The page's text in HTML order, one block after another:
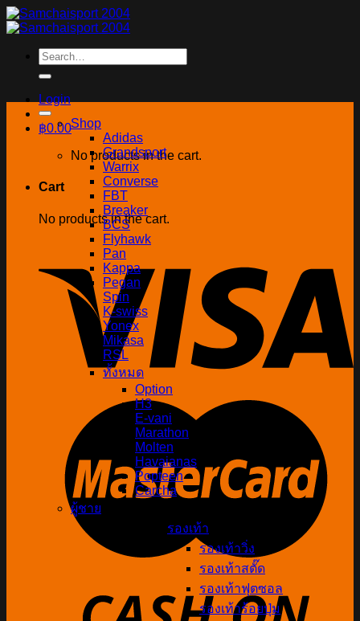
Skip
to
Search
for:
Login
฿0.00
No products in the cart.
Cart
No products in the cart.
Shop
Adidas
Grandsport
Warrix
Converse
FBT
Breaker
BCS
Flyhawk
Pan
Kappa
Pegan
Spin
K-swiss
Yonex
Mikasa
RSL
ทั้งหมด
Option
H3
E-vani
Marathon
Molten
Havaianas
Popteen
Carcha
ผู้ชาย
รองเท้า
รองเท้าวิ่ง
รองเท้าสตั๊ด
รองเท้าฟุตซอล
รองเท้าร้อยปุ่ม